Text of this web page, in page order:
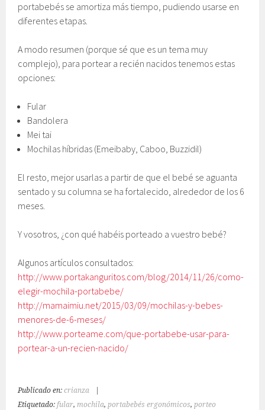
portabebés se amortiza más tiempo, pudiendo usarse en
diferentes etapas.
A modo resumen (porque sé que es un tema muy
complejo), para portear a recién nacidos tenemos estas
opciones:
Fular
Bandolera
Mei tai
Mochilas híbridas (Emeibaby, Caboo, Buzzidil)
El resto, mejor usarlas a partir de que el bebé se aguanta
sentado y su columna se ha fortalecido, alrededor de los 6
meses.
Y vosotros, ¿con qué habéis porteado a vuestro bebé?
Algunos artículos consultados:
http://www.portakanguritos.com/blog/2014/11/26/como-
elegir-mochila-portabebe/
http://mamaimiu.net/2015/03/09/mochilas-y-bebes-
menores-de-6-meses/
http://www.porteame.com/que-portabebe-usar-para-
portear-a-un-recien-nacido/
Publicado en:crianza
Etiquetado:fular,mochila,portabebés ergonómicos,porteo